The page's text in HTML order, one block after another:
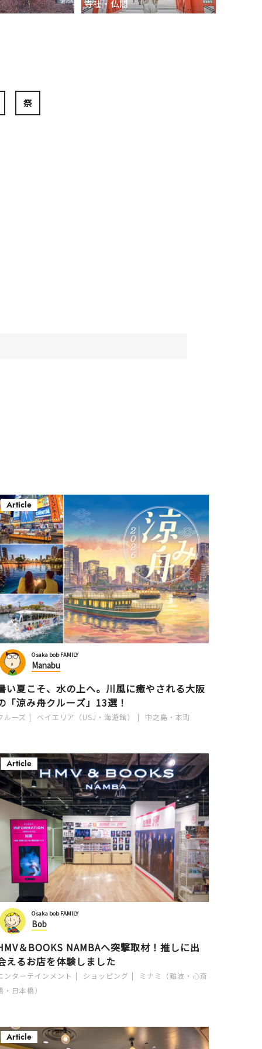
寺社・仏閣
祭
Article
Osaka bob FAMILY
Manabu
い夏こそ、水の上へ。川風に癒やされる大阪
「涼み舟クルーズ」13選！
ルーズ ベイエリア（USJ・海遊館） 中之島・本町
Article
Osaka bob FAMILY
Bob
＆BOOKS NAMBAへ突撃取材！推しに出
えるお店を体験しました
ンターテインメント ショッピング
ミナミ（難波・心斎
・日本橋）
Article